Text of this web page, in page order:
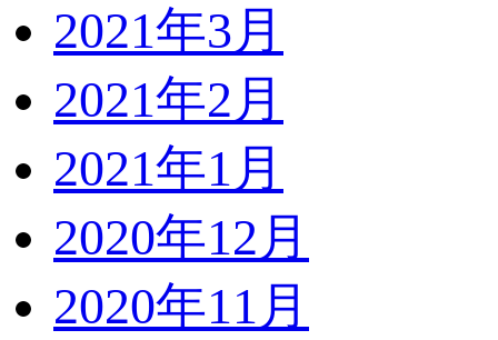
2021年3月
2021年2月
2021年1月
2020年12月
2020年11月